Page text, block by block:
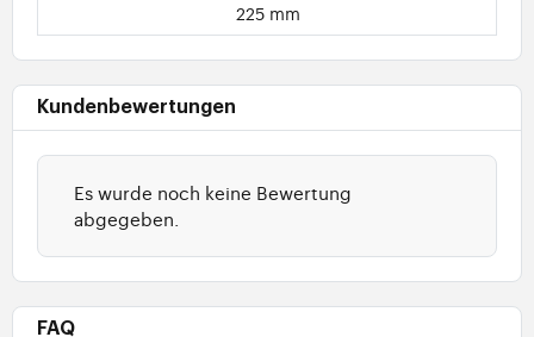
225 mm
Kundenbewertungen
Es wurde noch keine Bewertung
abgegeben.
FAQ